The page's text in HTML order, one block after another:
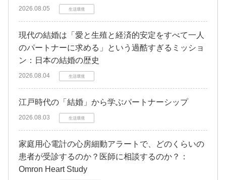
2026.08.05 生活環境
現代の結婚は「愛と生殖と経済的安定をすべて一人
のパートナーに求める」という過酷すぎるミッショ
ン：日本の結婚の歴史
2026.08.04 生活環境
江戸時代の「結婚」から学ぶパートナーシップ
2026.08.03 生活環境
家庭用心電計の心房細動アラートで、どのくらいの
患者が受診するのか？医師に相談するのか？：
Omron Heart Study